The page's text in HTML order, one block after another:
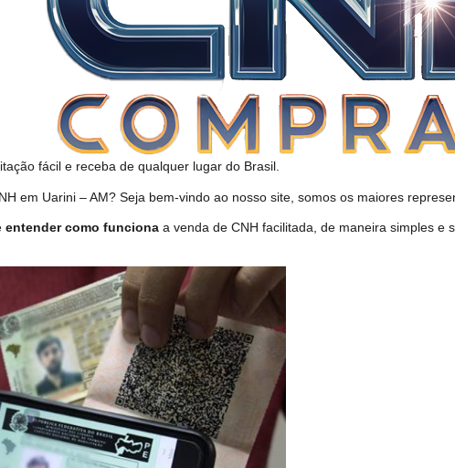
fácil e receba de qualquer lugar do Brasil.
em Uarini – AM? Seja bem-vindo ao nosso site, somos os maiores
entender como funciona a venda de CNH facilitada, de maneira simples e